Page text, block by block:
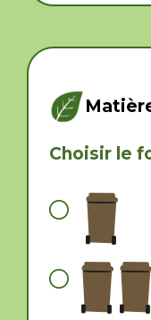
Choisir le